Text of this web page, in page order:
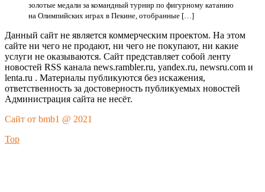
золотые медали за командный турнир по фигурному катанию
на Олимпийских играх в Пекине, отобранные […]
Данный сайт не является коммерческим проектом. На этом
сайте ни чего не продают, ни чего не покупают, ни какие
услуги не оказываются. Сайт представляет собой ленту
новостей RSS канала news.rambler.ru, yandex.ru, newsru.com и
lenta.ru . Материалы публикуются без искажения,
ответственность за достоверность публикуемых новостей
Администрация сайта не несёт.
Сайт от bmb1 @ 2021
Top